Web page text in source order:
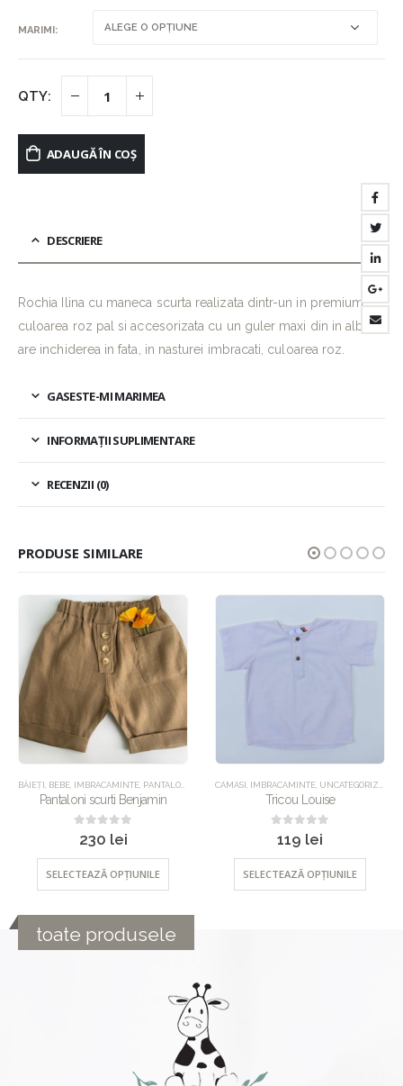
MARIMI
ADAUGĂ ÎN COȘ
DESCRIERE
Rochia Ilina cu maneca scurta realizata dintr-un in premium
culoarea roz pal si accesorizata cu un guler maxi din in alb,
are inchiderea in fata, in nasturei imbracati, culoarea roz.
GASESTE-MI MARIMEA
INFORMAȚII SUPLIMENTARE
RECENZII (0)
PRODUSE SIMILARE
IMBRACAMINTE,SALOPETE,SETURI,UNCATEGORIZED
BĂIEȚI, BEBE, IMBRACAMINTE, PANTALONI UNCATEGORIZED
Pantaloni scurti Benjamin
out of 5
230 lei
SELECTEAZĂ OPȚIUNILE
CAMASI, IMBRACAMINTE, UNCATEGORIZED
Tricou Louise
out of 5
119 lei
SELECTEAZĂ OPȚIUNILE
toate produsele